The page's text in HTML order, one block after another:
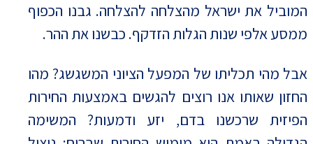
המוביל את ישראל מהצלחה להצלחה. גבנו הכפוף
ממסע אלפי שנות הגלות הזדקף. כבשנו את ההר.
אבל מהי תכליתו של המפעל הציוני המשגשג? מהו
החזון שאותו אנו רוצים להגשים באמצעות החירות
הפיזית שרכשנו בדם, יזע ודמעות? המשימה